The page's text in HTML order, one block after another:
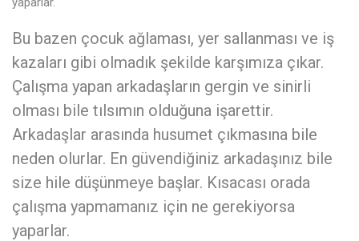
Bu bazen çocuk ağlaması, yer sallanması ve iş
kazaları gibi olmadık şekilde karşımıza çıkar.
Çalışma yapan arkadaşların gergin ve sinirli
olması bile tılsımın olduğuna işarettir.
Arkadaşlar arasında husumet çıkmasına bile
neden olurlar. En güvendiğiniz arkadaşınız bile
size hile düşünmeye başlar. Kısacası orada
çalışma yapmamanız için ne gerekiyorsa
yaparlar.